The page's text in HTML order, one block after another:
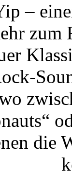
–
zum
die